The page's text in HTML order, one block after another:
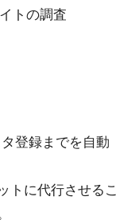
トの調査
登録までを自動
トに代行させるこ